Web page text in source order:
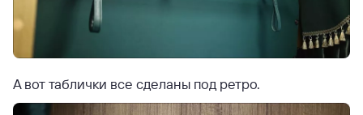
А вот таблички все сделаны под ретро.